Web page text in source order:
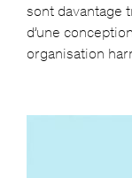
sont davantage
d’une
organisation